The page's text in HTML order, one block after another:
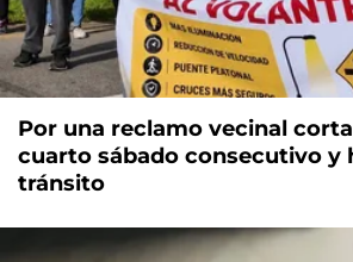
Por una reclamo vecinal
cuarto sábado consecutivo y
tránsito